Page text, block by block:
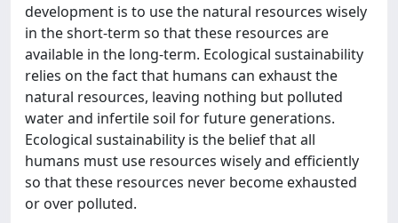
development is to use the natural resources wisely
in the short-term so that these resources are
available in the long-term. Ecological sustainability
relies on the fact that humans can exhaust the
natural resources, leaving nothing but polluted
water and infertile soil for future generations.
Ecological sustainability is the belief that all
humans must use resources wisely and efficiently
so that these resources never become exhausted
or over polluted.